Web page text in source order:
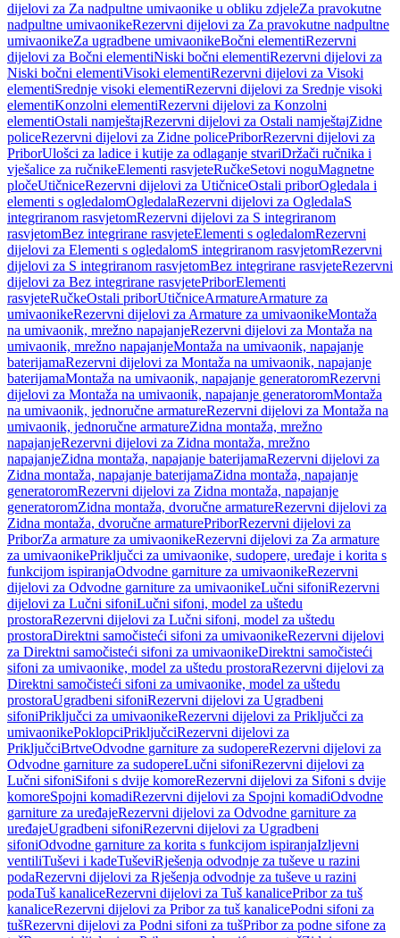
dijelovi za Za nadpultne umivaonike u obliku zdjeleZa pravokutne
nadpultne umivaonikeRezervni dijelovi za Za pravokutne nadpultne
umivaonikeZa ugradbene umivaonikeBočni elementiRezervni
dijelovi za Bočni elementiNiski bočni elementiRezervni dijelovi za
Niski bočni elementiVisoki elementiRezervni dijelovi za Visoki
elementiSrednje visoki elementiRezervni dijelovi za Srednje visoki
elementiKonzolni elementiRezervni dijelovi za Konzolni
elementiOstali namještajRezervni dijelovi za Ostali namještajZidne
policeRezervni dijelovi za Zidne policePriborRezervni dijelovi za
PriborUlošci za ladice i kutije za odlaganje stvariDržači ručnika i
vješalice za ručnikeElementi rasvjeteRučkeSetovi noguMagnetne
pločeUtičniceRezervni dijelovi za UtičniceOstali priborOgledala i
elementi s ogledalomOgledalaRezervni dijelovi za OgledalaS
integriranom rasvjetomRezervni dijelovi za S integriranom
rasvjetomBez integrirane rasvjeteElementi s ogledalomRezervni
dijelovi za Elementi s ogledalomS integriranom rasvjetomRezervni
dijelovi za S integriranom rasvjetomBez integrirane rasvjeteRezervni
dijelovi za Bez integrirane rasvjetePriborElementi
rasvjeteRučkeOstali priborUtičniceArmatureArmature za
umivaonikeRezervni dijelovi za Armature za umivaonikeMontaža
na umivaonik, mrežno napajanjeRezervni dijelovi za Montaža na
umivaonik, mrežno napajanjeMontaža na umivaonik, napajanje
baterijamaRezervni dijelovi za Montaža na umivaonik, napajanje
baterijamaMontaža na umivaonik, napajanje generatoromRezervni
dijelovi za Montaža na umivaonik, napajanje generatoromMontaža
na umivaonik, jednoručne armatureRezervni dijelovi za Montaža na
umivaonik, jednoručne armatureZidna montaža, mrežno
napajanjeRezervni dijelovi za Zidna montaža, mrežno
napajanjeZidna montaža, napajanje baterijamaRezervni dijelovi za
Zidna montaža, napajanje baterijamaZidna montaža, napajanje
generatoromRezervni dijelovi za Zidna montaža, napajanje
generatoromZidna montaža, dvoručne armatureRezervni dijelovi za
Zidna montaža, dvoručne armaturePriborRezervni dijelovi za
PriborZa armature za umivaonikeRezervni dijelovi za Za armature
za umivaonikePriključci za umivaonike, sudopere, uređaje i korita s
funkcijom ispiranjaOdvodne garniture za umivaonikeRezervni
dijelovi za Odvodne garniture za umivaonikeLučni sifoniRezervni
dijelovi za Lučni sifoniLučni sifoni, model za uštedu
prostoraRezervni dijelovi za Lučni sifoni, model za uštedu
prostoraDirektni samočisteći sifoni za umivaonikeRezervni dijelovi
za Direktni samočisteći sifoni za umivaonikeDirektni samočisteći
sifoni za umivaonike, model za uštedu prostoraRezervni dijelovi za
Direktni samočisteći sifoni za umivaonike, model za uštedu
prostoraUgradbeni sifoniRezervni dijelovi za Ugradbeni
sifoniPriključci za umivaonikeRezervni dijelovi za Priključci za
umivaonikePoklopciPriključciRezervni dijelovi za
PriključciBrtveOdvodne garniture za sudopereRezervni dijelovi za
Odvodne garniture za sudopereLučni sifoniRezervni dijelovi za
Lučni sifoniSifoni s dvije komoreRezervni dijelovi za Sifoni s dvije
komoreSpojni komadiRezervni dijelovi za Spojni komadiOdvodne
garniture za uređajeRezervni dijelovi za Odvodne garniture za
uređajeUgradbeni sifoniRezervni dijelovi za Ugradbeni
sifoniOdvodne garniture za korita s funkcijom ispiranjaIzljevni
ventiliTuševi i kadeTuševiRješenja odvodnje za tuševe u razini
podaRezervni dijelovi za Rješenja odvodnje za tuševe u razini
podaTuš kanaliceRezervni dijelovi za Tuš kanalicePribor za tuš
kanaliceRezervni dijelovi za Pribor za tuš kanalicePodni sifoni za
tušRezervni dijelovi za Podni sifoni za tušPribor za podne sifone za